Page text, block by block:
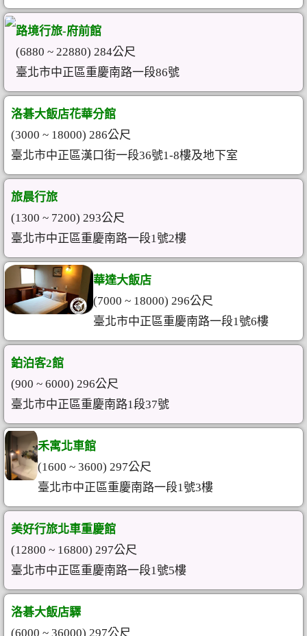
路境行旅-府前館
(6880 ~ 22880) 284公尺
臺北市中正區重慶南路一段86號
洛碁大飯店花華分館
(3000 ~ 18000) 286公尺
臺北市中正區漢口街一段36號1-8樓及地下室
旅晨行旅
(1300 ~ 7200) 293公尺
臺北市中正區重慶南路一段1號2樓
華達大飯店
(7000 ~ 18000) 296公尺
臺北市中正區重慶南路一段1號6樓
鉑泊客2館
(900 ~ 6000) 296公尺
臺北市中正區重慶南路1段37號
禾寓北車館
(1600 ~ 3600) 297公尺
臺北市中正區重慶南路一段1號3樓
美好行旅北車重慶館
(12800 ~ 16800) 297公尺
臺北市中正區重慶南路一段1號5樓
洛碁大飯店驛
(6000 ~ 36000) 297公尺